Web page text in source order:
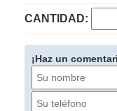
CANTIDAD:
¡Haz un